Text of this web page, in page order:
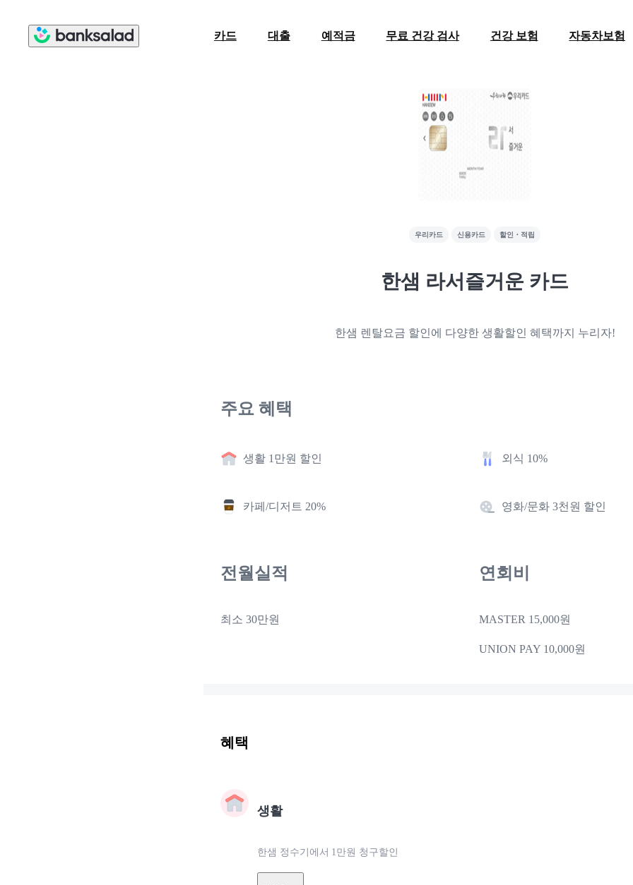
카드 대출 예적금 무료 건강 검사 건강 보험 자동차보험
우리카드 신용카드 할인・적립
한샘 라서즐거운 카드
한샘 렌탈요금 할인에 다양한 생활할인 혜택까지 누리자!
주요 혜택
생활 1만원 할인 외식 10%
카페/디저트 20% 영화/문화 3천원 할인
전월실적
최소 30만원
연회비
MASTER 15,000원
UNION PAY 10,000원
혜택
생활
한샘 정수기에서 1만원 청구할인